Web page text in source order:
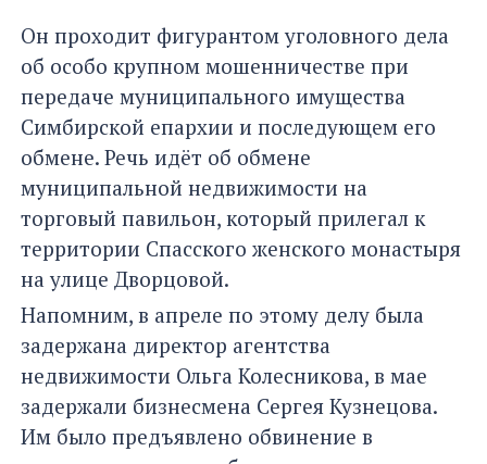
Он проходит фигурантом уголовного дела
об особо крупном мошенничестве при
передаче муниципального имущества
Симбирской епархии и последующем его
обмене. Речь идёт об обмене
муниципальной недвижимости на
торговый павильон, который прилегал к
территории Спасского женского монастыря
на улице Дворцовой.
Напомним, в апреле по этому делу была
задержана директор агентства
недвижимости Ольга Колесникова, в мае
задержали бизнесмена Сергея Кузнецова.
Им было предъявлено обвинение в